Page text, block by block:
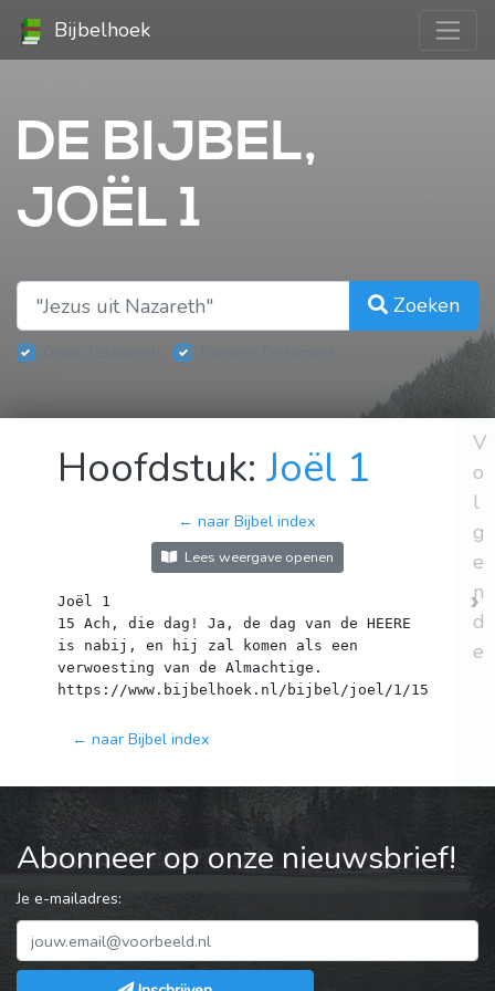
Bijbelhoek
DE BIJBEL,
JOËL 1
Zoeken
Hoofdstuk:Joël 1
← naar Bijbel index
Lees weergave openen
Joël 1
15 Ach, die dag! Ja, de dag van de HEERE
is nabij, en hij zal komen als een
verwoesting van de Almachtige.
← naar Bijbel index
V
o
l
g
e
n
d
e
Abonneer op onze nieuwsbrief!
Je e-mailadres: